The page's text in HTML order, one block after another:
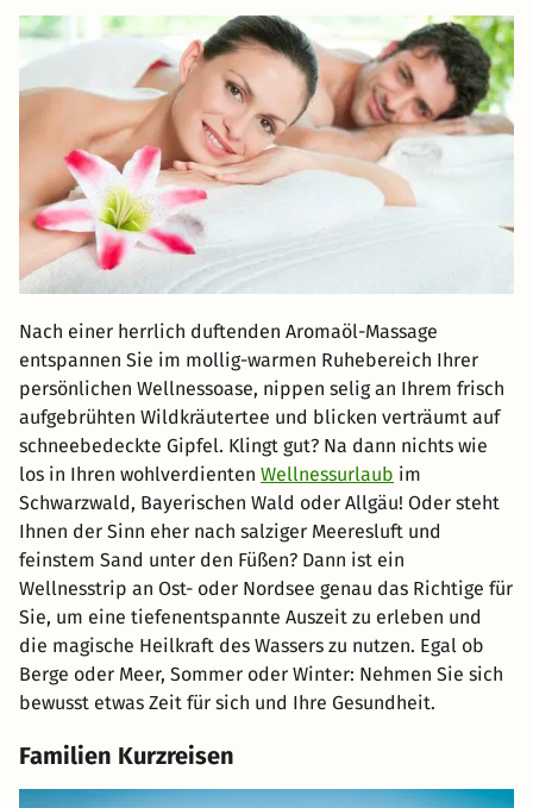
Nach einer herrlich duftenden Aromaöl-Massage
entspannen Sie im mollig-warmen Ruhebereich Ihrer
persönlichen Wellnessoase, nippen selig an Ihrem frisch
aufgebrühten Wildkräutertee und blicken verträumt auf
schneebedeckte Gipfel. Klingt gut? Na dann nichts wie
los in Ihren wohlverdienten Wellnessurlaub im
Schwarzwald, Bayerischen Wald oder Allgäu! Oder steht
Ihnen der Sinn eher nach salziger Meeresluft und
feinstem Sand unter den Füßen? Dann ist ein
Wellnesstrip an Ost- oder Nordsee genau das Richtige für
Sie, um eine tiefenentspannte Auszeit zu erleben und
die magische Heilkraft des Wassers zu nutzen. Egal ob
Berge oder Meer, Sommer oder Winter: Nehmen Sie sich
bewusst etwas Zeit für sich und Ihre Gesundheit.
Familien Kurzreisen